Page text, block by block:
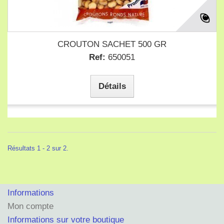
CROUTON SACHET 500 GR
Ref: 650051
Détails
Résultats 1 - 2 sur 2.
Informations
Mon compte
Informations sur votre boutique